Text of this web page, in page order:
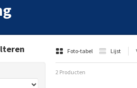
Foto-tabel Lijst
2 Producten